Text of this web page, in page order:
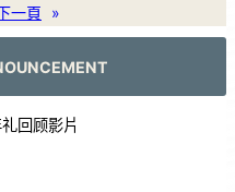
一頁 »
回顾影片